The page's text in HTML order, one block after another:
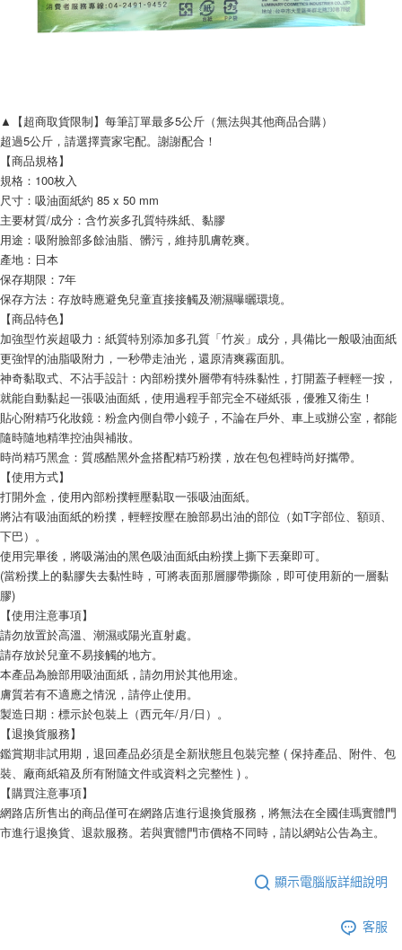
▲【超商取貨限制】每筆訂單最多5公斤（無法與其他商品合購）
超過5公斤，請選擇賣家宅配。謝謝配合！
【商品規格】
規格：100枚入
尺寸：吸油面紙約 85 x 50 mm
主要材質/成分：含竹炭多孔質特殊紙、黏膠
用途：吸附臉部多餘油脂、髒污，維持肌膚乾爽。
產地：日本
保存期限：7年
保存方法：存放時應避免兒童直接接觸及潮濕曝曬環境。
【商品特色】
加強型竹炭超吸力：紙質特別添加多孔質「竹炭」成分，具備比一般吸油面紙
更強悍的油脂吸附力，一秒帶走油光，還原清爽霧面肌。
神奇黏取式、不沾手設計：內部粉撲外層帶有特殊黏性，打開蓋子輕輕一按，
就能自動黏起一張吸油面紙，使用過程手部完全不碰紙張，優雅又衛生！
貼心附精巧化妝鏡：粉盒內側自帶小鏡子，不論在戶外、車上或辦公室，都能
隨時隨地精準控油與補妝。
時尚精巧黑盒：質感酷黑外盒搭配精巧粉撲，放在包包裡時尚好攜帶。
【使用方式】
打開外盒，使用內部粉撲輕壓黏取一張吸油面紙。
將沾有吸油面紙的粉撲，輕輕按壓在臉部易出油的部位（如T字部位、額頭、
下巴）。
使用完畢後，將吸滿油的黑色吸油面紙由粉撲上撕下丟棄即可。
(當粉撲上的黏膠失去黏性時，可將表面那層膠帶撕除，即可使用新的一層黏
膠)
【使用注意事項】
請勿放置於高溫、潮濕或陽光直射處。
請存放於兒童不易接觸的地方。
本產品為臉部用吸油面紙，請勿用於其他用途。
膚質若有不適應之情況，請停止使用。
製造日期：標示於包裝上（西元年/月/日）。
【退換貨服務】
鑑賞期非試用期，退回產品必須是全新狀態且包裝完整 ( 保持產品、附件、包
裝、廠商紙箱及所有附隨文件或資料之完整性 ) 。
【購買注意事項】
網路店所售出的商品僅可在網路店進行退換貨服務，將無法在全國佳瑪實體門
市進行退換貨、退款服務。若與實體門市價格不同時，請以網站公告為主。
顯示電腦版詳細說明
客服